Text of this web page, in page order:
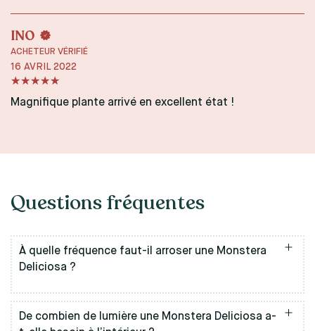
INO
ACHETEUR VÉRIFIÉ
16 AVRIL 2022
Magnifique plante arrivé en excellent état !
Questions fréquentes
À quelle fréquence faut-il arroser une Monstera
Deliciosa ?
un arrosage tous les 7 à 10 jours
De combien de lumière une Monstera Deliciosa a-